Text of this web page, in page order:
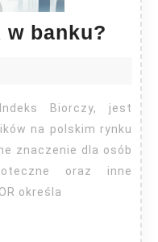
w banku?
jest
w
na polskim rynku
znaczenie dla osób
oraz inne
określa